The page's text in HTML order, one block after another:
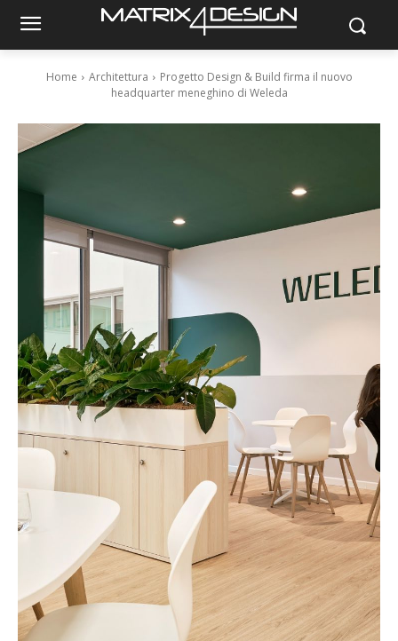
Home Architettura
Progetto Design & Build firma il nuovo
headquarter meneghino di Weleda